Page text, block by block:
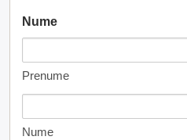
Nume
Prenume
Nume